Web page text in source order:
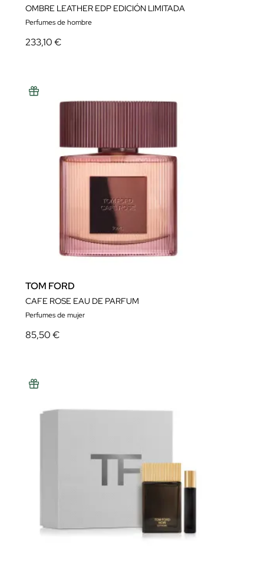
OMBRE LEATHER EDP EDICIÓN LIMITADA
Perfumes de hombre
233,10 €
TOM FORD
CAFE ROSE EAU DE PARFUM
Perfumes de mujer
85,50 €